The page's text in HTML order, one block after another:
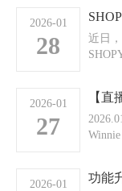
MAC
品牌
偶然
2026-01
28
近日
领先
同破
2026-01
27
【
2026.01.29 周四 16:00
2026-01